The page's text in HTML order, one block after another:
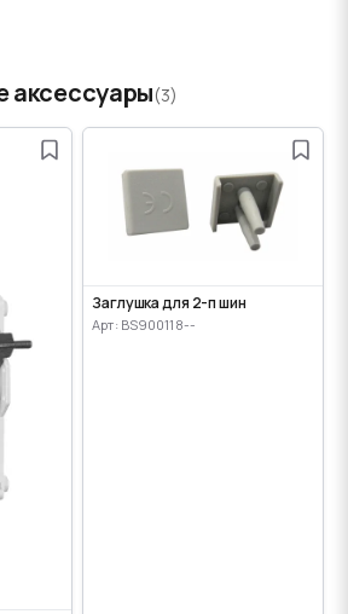
аксессуары(3)
Заглушка для 2-п шин
Арт: BS900118--